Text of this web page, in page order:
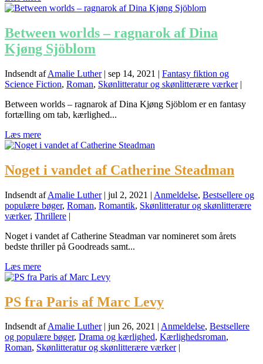
Between worlds – ragnarok af Dina
Kjøng Sjöblom
Indsendt afAmalie Luther| sep 14, 2021 | Fantasy fiktion og
Science Fiction, Roman, Skønlitteratur og skønlitterære værker|
Between worlds – ragnarok af Dina Kjøng Sjöblom er en fantasy
fortælling om tab, kærlighed...
Læs mere
Noget i vandet af Catherine Steadman
Indsendt afAmalie Luther| jul 2, 2021 | Anmeldelse, Bestsellere og
populære bøger, Roman, Romantik, Skønlitteratur og skønlitterære
værker, Thrillere |
Noget i vandet af Catherine Steadman var nomineret som årets
bedste thriller på Goodreads samt...
Læs mere
PS fra Paris af Marc Levy
Indsendt afAmalie Luther| jun 26, 2021 | Anmeldelse, Bestsellere
og populære bøger, Drama og kærlighed, Kærlighedsroman,
Roman, Skønlitteratur og skønlitterære værker|